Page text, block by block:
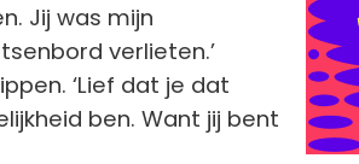
Jij was mijn
verlieten.’
‘Lief dat je dat
ben. Want jij bent